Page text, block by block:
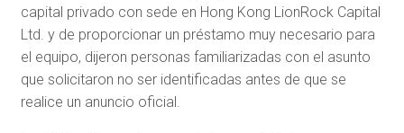
capital privado con sede en Hong Kong LionRock Capital
Ltd. y de proporcionar un préstamo muy necesario para
el equipo, dijeron personas familiarizadas con el asunto
que solicitaron no ser identificadas antes de que se
realice un anuncio oficial.